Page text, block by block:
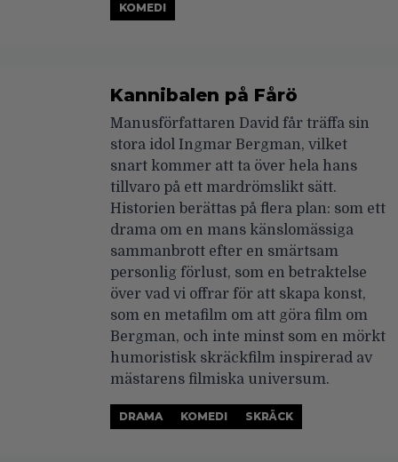
KOMEDI
Kannibalen på Fårö
Manusförfattaren David får träffa sin
stora idol Ingmar Bergman, vilket
snart kommer att ta över hela hans
tillvaro på ett mardrömslikt sätt.
Historien berättas på flera plan: som ett
drama om en mans känslomässiga
sammanbrott efter en smärtsam
personlig förlust, som en betraktelse
över vad vi offrar för att skapa konst,
som en metafilm om att göra film om
Bergman, och inte minst som en mörkt
humoristisk skräckfilm inspirerad av
mästarens filmiska universum.
DRAMA KOMEDI SKRÄCK